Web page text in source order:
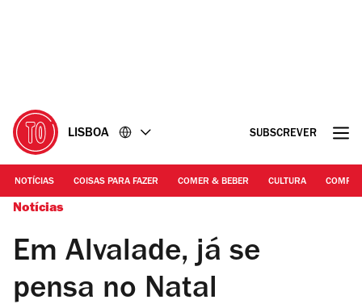
LISBOA SUBSCREVER
NOTÍCIAS COISAS PARA FAZER COMER & BEBER CULTURA
Notícias
Em Alvalade, já se
pensa no Natal